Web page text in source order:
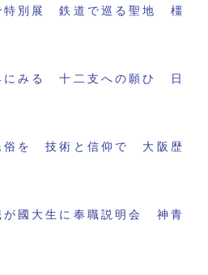
特別展 鉄道で巡る聖地 橿
にみる 十二支への願ひ 日
俗を 技術と信仰で 大阪歴
が國大生に奉職説明会 神青